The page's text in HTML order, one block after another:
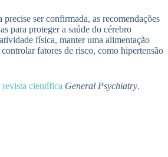
precise ser confirmada, as recomendações
para proteger a saúde do cérebro
física, manter uma alimentação
fatores de risco, como hipertensão
revista científica General Psychiatry.